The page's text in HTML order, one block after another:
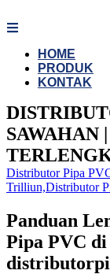
to
HOME
PRODUK
KONTAK
SAWAHAN |
Distributor Pipa
Trilliun,Distributor
Panduan
Pipa PVC di